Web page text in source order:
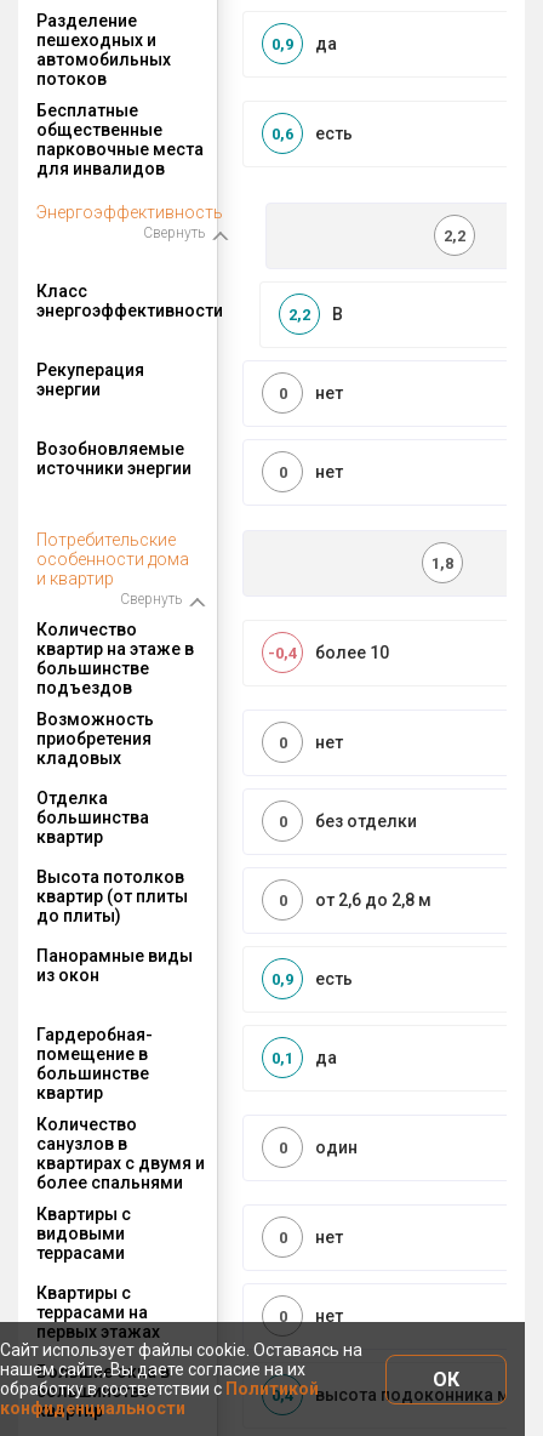
Разделение
пешеходных и
автомобильных
потоков
да
0,9
Бесплатные
общественные
парковочные места
для инвалидов
есть
0,6
Энергоэффективность
Свернуть 2,2
Класс
энергоэффективности
B
2,2
Рекуперация
энергии
нет
0
Возобновляемые
источники энергии
нет
0
Потребительские
особенности дома
и квартир
Свернуть
1,8
Количество
квартир на этаже в
большинстве
подъездов
более 10
-0,4
Возможность
приобретения
кладовых
нет
0
Отделка
большинства
квартир
без отделки
0
Высота потолков
квартир (от плиты
до плиты)
от 2,6 до 2,8 м
0
Панорамные виды
из окон
есть
0,9
Гардеробная-
помещение в
большинстве
квартир
да
0,1
Количество
санузлов в
квартирах с двумя и
более спальнями
один
0
Квартиры с
видовыми
террасами
нет
0
Квартиры с
террасами на
первых этажах
нет
0
Большие окна в
большинстве
квартир
высота подоконника
0,4
Сайт использует файлы cookie. Оставаясь на
нашем сайте, Вы даете согласие на их
обработку в соответствии с Политикой
конфиденциальности
ОК